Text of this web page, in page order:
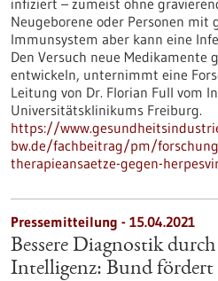
infiziert – zumeist ohne
Neugeborene oder Personen mit
Immunsystem aber kann eine
Den Versuch neue Medikamente
entwickeln, unternimmt eine
Leitung von Dr. Florian Full vom
Universitätsklinikums Freiburg.
https://
bw.de/fachbeitrag/pm/
therapieansaetze-gegen-
Pressemitteilung - 15.04.2021
Bessere Diagnostik
Intelligenz: Bund